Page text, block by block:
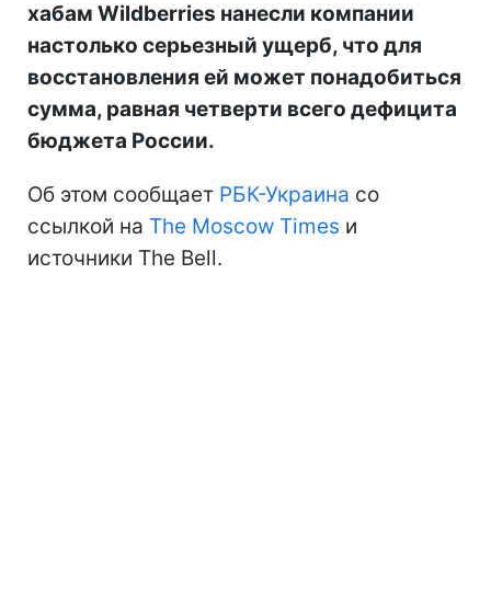
хабам Wildberries нанесли компании
настолько серьезный ущерб, что для
восстановления ей может понадобиться
сумма, равная четверти всего дефицита
бюджета России.
Об этом сообщает РБК-Украина со
ссылкой на The Moscow Times и
источники The Bell.